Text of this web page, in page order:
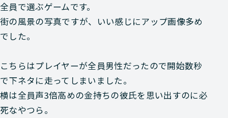
全員で選ぶゲームです。
街の風景の写真ですが、いい感じにアップ画像多め
でした。
こちらはプレイヤーが全員男性だったので開始数秒
で下ネタに走ってしまいました。
横は全員声3倍高めの金持ちの彼氏を思い出すのに必
死なやつら。